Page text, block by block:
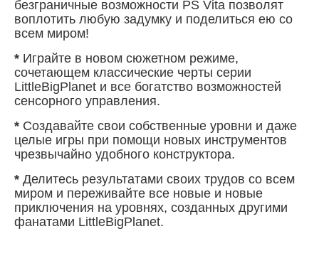
безграничные возможности PS Vita позволят
воплотить любую задумку и поделиться ею со
всем миром!
* Играйте в новом сюжетном режиме,
сочетающем классические черты серии
LittleBigPlanet и все богатство возможностей
сенсорного управления.
* Создавайте свои собственные уровни и даже
целые игры при помощи новых инструментов
чрезвычайно удобного конструктора.
* Делитесь результатами своих трудов со всем
миром и переживайте все новые и новые
приключения на уровнях, созданных другими
фанатами LittleBigPlanet.